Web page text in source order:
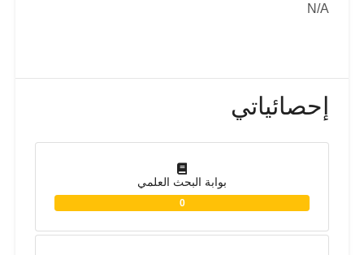
N/A
إحصائياتي
بوابة البحث العلمي
0